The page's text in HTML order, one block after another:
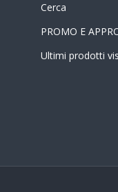
Cerca
PROMO E
Ultimi prodotti